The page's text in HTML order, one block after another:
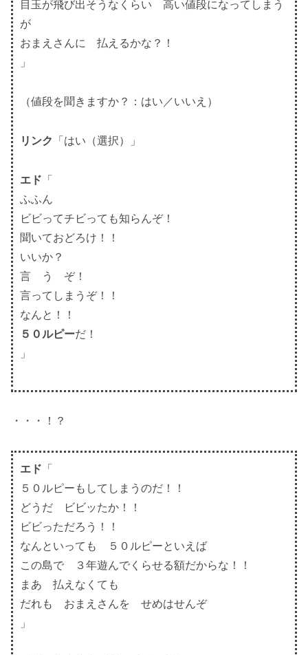
目玉が飛び出そうなくらい 高い値段になってしまう
が
おまえさんに 払えるかな？！
」
（値段を聞きますか？：はい／いいえ）
リンク 「はい（選択）」
エド 「
ふふん
ビビってチビっても知らんぞ！
聞いておどろけ！！
いいか？
言 う ぞ！
言ってしまうぞ！！
なんと！！
５０ルピーだ！
」
・・・！？
エド 「
５０ルピーもしてしまうのだ！！
どうだ ビビッたか！！
ビビっただろう！！
なんといっても ５０ルピーといえば
この島で ３年遊んでくらせる額だからな！！
まあ 払えなくても
だれも おまえさんを せめはせんぞ
」